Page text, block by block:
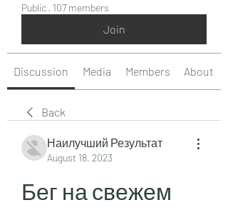
Public · 107 members
Join
Discussion Media Members About
Back
Наилучший Результат
August 18, 2023
Бег на свежем